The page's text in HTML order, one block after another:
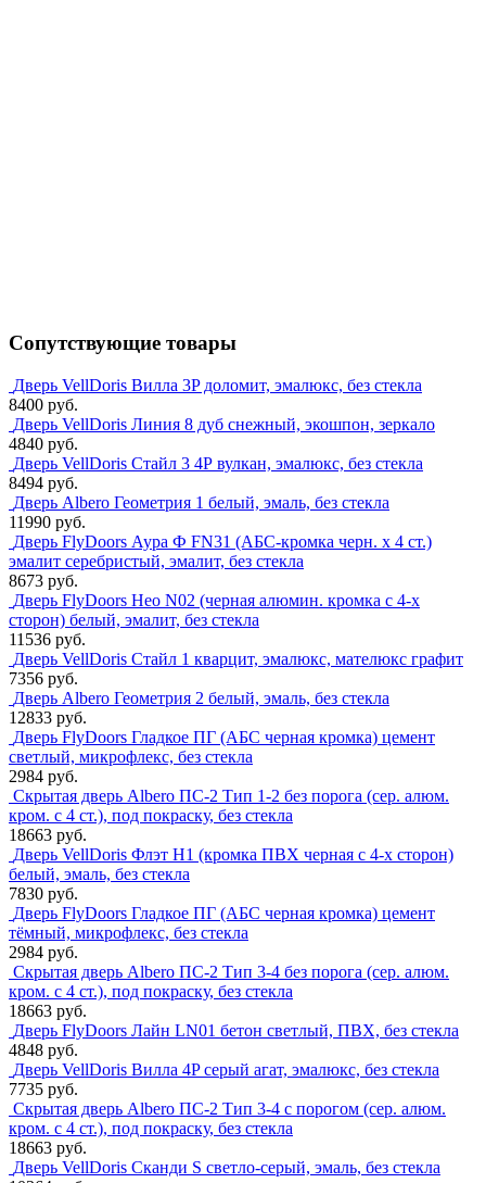
Сопутствующие товары
Дверь VellDoris Вилла 3P доломит, эмалюкс, без стекла
8400 руб.
Дверь VellDoris Линия 8 дуб снежный, экошпон, зеркало
4840 руб.
Дверь VellDoris Стайл 3 4Р вулкан, эмалюкс, без стекла
8494 руб.
Дверь Albero Геометрия 1 белый, эмаль, без стекла
11990 руб.
Дверь FlyDoors Аура Ф FN31 (АБС-кромка черн. х 4 ст.)
эмалит серебристый, эмалит, без стекла
8673 руб.
Дверь FlyDoors Нео N02 (черная алюмин. кромка с 4-х
сторон) белый, эмалит, без стекла
11536 руб.
Дверь VellDoris Стайл 1 кварцит, эмалюкс, мателюкс графит
7356 руб.
Дверь Albero Геометрия 2 белый, эмаль, без стекла
12833 руб.
Дверь FlyDoors Гладкое ПГ (АБС черная кромка) цемент
светлый, микрофлекс, без стекла
2984 руб.
Скрытая дверь Albero ПС-2 Тип 1-2 без порога (сер. алюм.
кром. с 4 ст.), под покраску, без стекла
18663 руб.
Дверь VellDoris Флэт H1 (кромка ПВХ черная с 4-х сторон)
белый, эмаль, без стекла
7830 руб.
Дверь FlyDoors Гладкое ПГ (АБС черная кромка) цемент
тёмный, микрофлекс, без стекла
2984 руб.
Скрытая дверь Albero ПС-2 Тип 3-4 без порога (сер. алюм.
кром. с 4 ст.), под покраску, без стекла
18663 руб.
Дверь FlyDoors Лайн LN01 бетон светлый, ПВХ, без стекла
4848 руб.
Дверь VellDoris Вилла 4P серый агат, эмалюкс, без стекла
7735 руб.
Скрытая дверь Albero ПС-2 Тип 3-4 с порогом (сер. алюм.
кром. с 4 ст.), под покраску, без стекла
18663 руб.
Дверь VellDoris Сканди S светло-серый, эмаль, без стекла